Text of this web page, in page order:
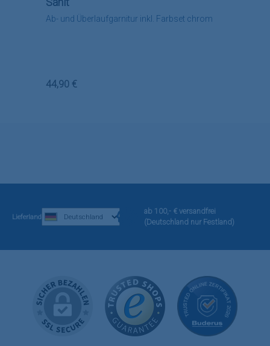
Ab- und Überlaufgarnitur inkl. Farbset chrom
Regulärer Preis:
44,90 €
Lieferland
ab 100,- € versandfrei
(Deutschland nur Festland)